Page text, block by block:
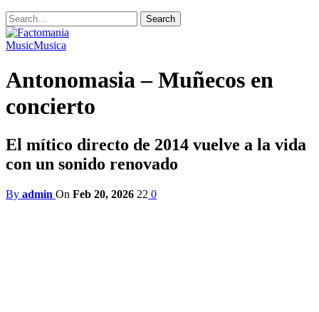
MusicMusica
Antonomasia – Muñecos en
concierto
El mítico directo de 2014 vuelve a la vida
con un sonido renovado
By admin On Feb 20, 2026 22 0